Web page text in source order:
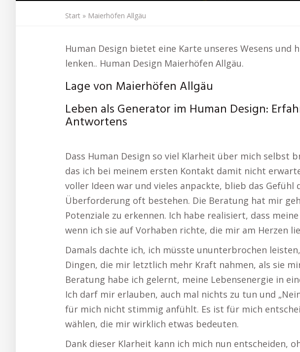
Start » Maierhöfen Allgäu
Human Design bietet eine Karte unseres Wesens und
lenken.. Human Design Maierhöfen Allgäu.
Lage von Maierhöfen Allgäu
Leben als Generator im Human Design:
Antwortens
Dass Human Design so viel Klarheit über mich selbst
das ich bei meinem ersten Kontakt damit nicht
voller Ideen war und vieles anpackte, blieb das Gefühl
Überforderung oft bestehen. Die Beratung hat mir
Potenziale zu erkennen. Ich habe realisiert, dass
wenn ich sie auf Vorhaben richte, die mir am Herzen
Damals dachte ich, ich müsste ununterbrochen
Dingen, die mir letztlich mehr Kraft nahmen, als sie
Beratung habe ich gelernt, meine Lebensenergie in
Ich darf mir erlauben, auch mal nichts zu tun und
für mich nicht stimmig anfühlt. Es ist für mich
wählen, die mir wirklich etwas bedeuten.
Dank dieser Klarheit kann ich mich nun entscheiden,